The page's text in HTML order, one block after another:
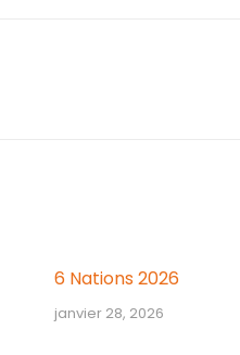
6 Nations 2026
janvier 28, 2026